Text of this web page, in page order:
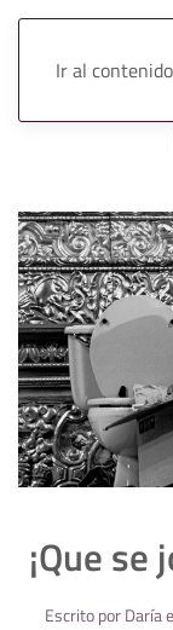
Ir al
¡Que
Escrito porDaría